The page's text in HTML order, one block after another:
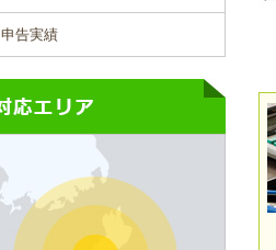
申告実績